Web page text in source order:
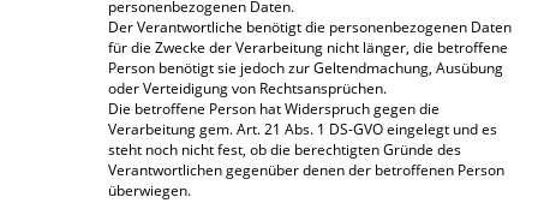
personenbezogenen Daten.
Der Verantwortliche benötigt die personenbezogenen Daten
für die Zwecke der Verarbeitung nicht länger, die betroffene
Person benötigt sie jedoch zur Geltendmachung, Ausübung
oder Verteidigung von Rechtsansprüchen.
Die betroffene Person hat Widerspruch gegen die
Verarbeitung gem. Art. 21 Abs. 1 DS-GVO eingelegt und es
steht noch nicht fest, ob die berechtigten Gründe des
Verantwortlichen gegenüber denen der betroffenen Person
überwiegen.